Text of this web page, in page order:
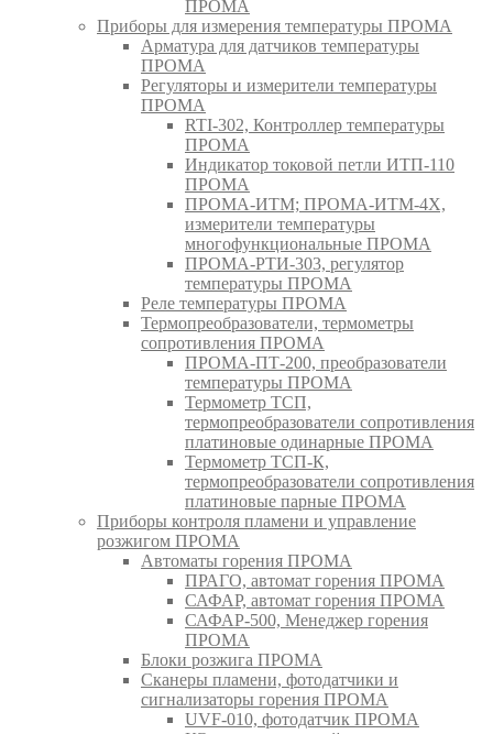
ПРОМА
Приборы для измерения температуры ПРОМА
Арматура для датчиков температуры
ПРОМА
Регуляторы и измерители температуры
ПРОМА
RTI-302, Контроллер температуры
ПРОМА
Индикатор токовой петли ИТП-110
ПРОМА
ПРОМА-ИТМ; ПРОМА-ИТМ-4Х,
измерители температуры
многофункциональные ПРОМА
ПРОМА-РТИ-303, регулятор
температуры ПРОМА
Реле температуры ПРОМА
Термопреобразователи, термометры
сопротивления ПРОМА
ПРОМА-ПТ-200, преобразователи
температуры ПРОМА
Термометр ТСП,
термопреобразователи сопротивления
платиновые одинарные ПРОМА
Термометр ТСП-К,
термопреобразователи сопротивления
платиновые парные ПРОМА
Приборы контроля пламени и управление
розжигом ПРОМА
Автоматы горения ПРОМА
ПРАГО, автомат горения ПРОМА
САФАР, автомат горения ПРОМА
САФАР-500, Менеджер горения
ПРОМА
Блоки розжига ПРОМА
Сканеры пламени, фотодатчики и
сигнализаторы горения ПРОМА
UVF-010, фотодатчик ПРОМА